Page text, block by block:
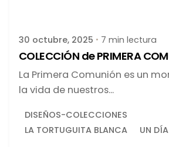
30 octubre, 2025 7 min lectura
COLECCIÓN de PRIMERA
La Primera Comunión es un
la vida de nuestros...
DISEÑOS-COLECCIONES
LA TORTUGUITA BLANCA
UN